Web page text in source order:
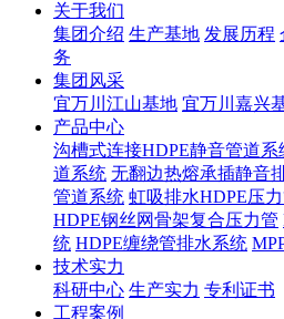
关于我们
集团介绍 生产基地 发展历程
务
集团风采
宜万川江山基地 宜万川嘉兴
产品中心
沟槽式连接HDPE静音管道系
道系统 无翻边热熔承插静音
管道系统 虹吸排水HDPE压
HDPE钢丝网骨架复合压力管
统 HDPE缠绕管排水系统
技术实力
科研中心 生产实力 专利证书
工程案例